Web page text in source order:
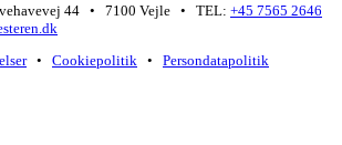
44 • 7100 Vejle • TEL: +45 7565 2646
• Cookiepolitik • Persondatapolitik